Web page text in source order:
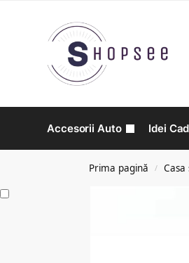
Accesorii Auto Idei
Prima pagină / Casa